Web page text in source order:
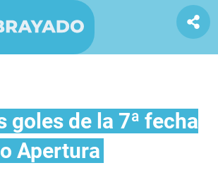
goles de la 7ª fecha
Apertura